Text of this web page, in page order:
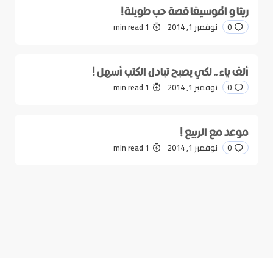
ريتا و الموسيقا قصة حب طويلة!
0 نوفمبر 1, 2014 1 min read
ألف ياء .. لكي يصبح تبادل الكتب أسهل !
0 نوفمبر 1, 2014 1 min read
موعد مع الربيع !
0 نوفمبر 1, 2014 1 min read